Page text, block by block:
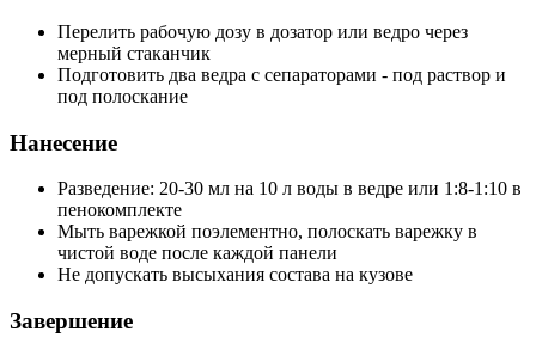
Перелить рабочую дозу в дозатор или ведро через
мерный стаканчик
Подготовить два ведра с сепараторами - под раствор и
под полоскание
Нанесение
Разведение: 20-30 мл на 10 л воды в ведре или 1:8-1:10 в
пенокомплекте
Мыть варежкой поэлементно, полоскать варежку в
чистой воде после каждой панели
Не допускать высыхания состава на кузове
Завершение